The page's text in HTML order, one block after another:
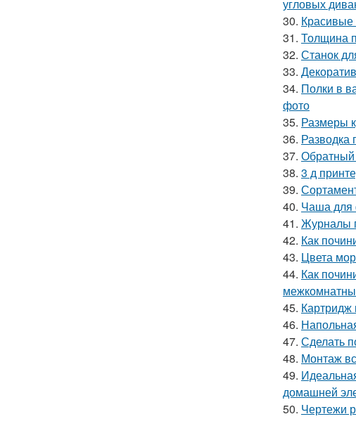
угловых
30.
31. Толщина
32. Станок
33.
34. Полки в
фото
35. Размеры
36. Разводка
37. Обратный
38. 3 д
39.
40. Чаша для
41. Журналы
42. Как
43. Цвета
44. Как
45. Картридж
46.
47. Сделать
48. Монтаж
49.
домашней
50. Чертежи